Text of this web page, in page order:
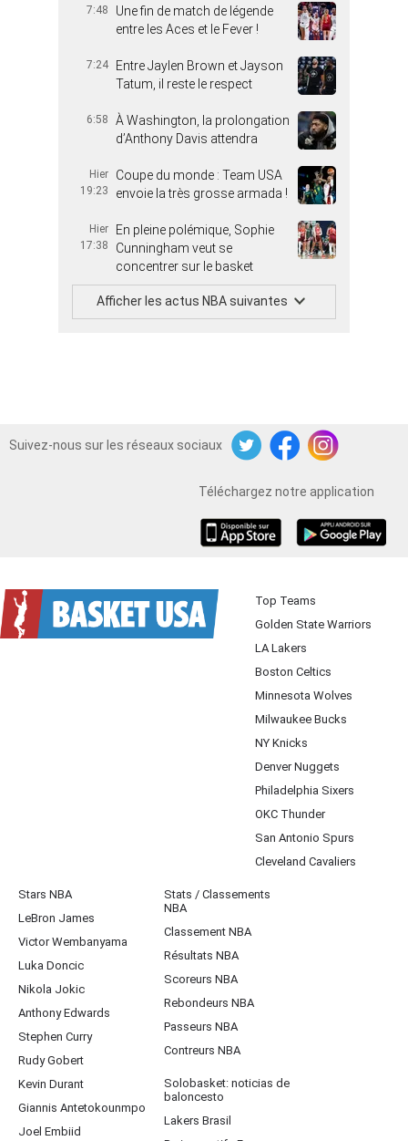
7:48
Une fin de match de légende
entre les Aces et le Fever !
7:24
Entre Jaylen Brown et Jayson
Tatum, il reste le respect
6:58
À Washington, la prolongation
d’Anthony Davis attendra
Hier
19:23
Coupe du monde : Team USA
envoie la très grosse armada !
Hier
17:38
En pleine polémique, Sophie
Cunningham veut se
concentrer sur le basket
Afficher les actus NBA suivantes
Suivez-nous sur les réseaux sociaux
TwitterFacebookInstagram
Téléchargez notre application
Top Teams
Golden State Warriors
LA Lakers
Boston Celtics
Minnesota Wolves
Milwaukee Bucks
NY Knicks
Denver Nuggets
Philadelphia Sixers
OKC Thunder
San Antonio Spurs
Cleveland Cavaliers
Stars NBA
LeBron James
Victor Wembanyama
Luka Doncic
Nikola Jokic
Anthony Edwards
Stephen Curry
Rudy Gobert
Kevin Durant
Giannis Antetokounmpo
Joel Embiid
Stats / Classements
NBA
Classement NBA
Résultats NBA
Scoreurs NBA
Rebondeurs NBA
Passeurs NBA
Contreurs NBA
Solobasket: noticias de
baloncesto
Lakers Brasil